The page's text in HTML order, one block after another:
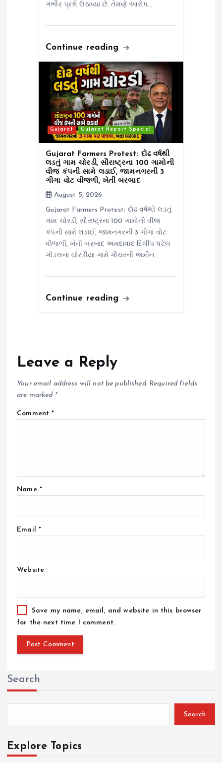
ગંભીર પ્રશ્નો ઉઠાવ્યા છે. તેમણે આરોપ…
Continue reading
Gujarat Gujarat Report Special
Gujarat Farmers Protest: દોઢ વર્ષથી
લડતું ગામ ચોરડી, સૌરાષ્ટ્રના 100 ગામોની
વીજ કંપની સામે લડાઈ, જામનગરની 3
ગીગા વોટ વીજળી, ખેતી બરબાદ
August 5, 2026
Gujarat Farmers Protest: દોઢ વર્ષથી લડતું
ગામ ચોરડી, સૌરાષ્ટ્રના 100 ગામોની વીજ
કંપની સામે લડાઈ, જામનગરની 3 ગીગા વોટ
વીજળી, ખેતી બરબાદ અમદાવાદ દિલીપ પટેલ
ગોંડલના ચોરડીયા ગામે ગૌચરની જમીન…
Continue reading
Leave a Reply
Your email address will not be published. Required fields
are marked *
Comment*
Name *
Email *
Website
Save my name, email, and website in this browser
for the next time I comment.
Search
Search
Explore Topics